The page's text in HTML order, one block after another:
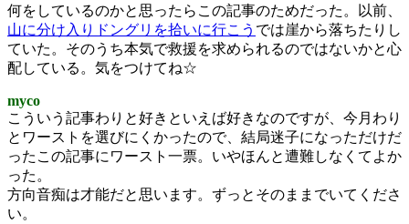
何をしているのかと思ったらこの記事のためだった。以前、
山に分け入りドングリを拾いに行こう では崖から落ちたりし
ていた。そのうち本気で救援を求められるのではないかと心
配している。気をつけてね☆
myco
こういう記事わりと好きといえば好きなのですが、今月わり
とワーストを選びにくかったので、結局迷子になっただけだ
ったこの記事にワースト一票。いやほんと遭難しなくてよか
った。
方向音痴は才能だと思います。ずっとそのままでいてくださ
い。